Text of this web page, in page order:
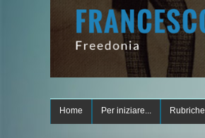
Home Per iniziare... Rubriche